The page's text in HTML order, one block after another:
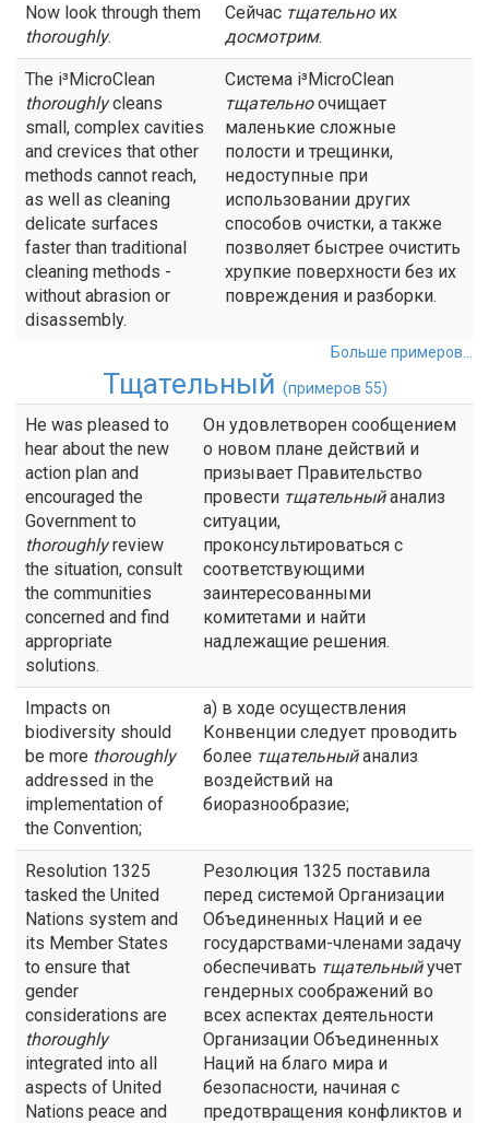
Now look through them
thoroughly.
Сейчас тщательноих
досмотрим.
The i³MicroClean
thoroughlycleans
small, complex cavities
and crevices that other
methods cannot reach,
as well as cleaning
delicate surfaces
faster than traditional
cleaning methods -
without abrasion or
disassembly.
Система i³MicroClean
тщательноочищает
маленькие сложные
полости и трещинки,
недоступные при
использовании других
способов очистки, а также
позволяет быстрее очистить
хрупкие поверхности без их
повреждения и разборки.
Больше примеров...
Тщательный (примеров 55)
He was pleased to
hear about the new
action plan and
encouraged the
Government to
thoroughlyreview
the situation, consult
the communities
concerned and find
appropriate
solutions.
Он удовлетворен сообщением
о новом плане действий и
призывает Правительство
провести тщательныйанализ
ситуации,
проконсультироваться с
соответствующими
заинтересованными
комитетами и найти
надлежащие решения.
Impacts on
biodiversity should
be more thoroughly
addressed in the
implementation of
the Convention;
а) в ходе осуществления
Конвенции следует проводить
более тщательныйанализ
воздействий на
биоразнообразие;
Resolution 1325
tasked the United
Nations system and
its Member States
to ensure that
gender
considerations are
thoroughly
integrated into all
aspects of United
Nations peace and
Резолюция 1325 поставила
перед системой Организации
Объединенных Наций и ее
государствами-членами задачу
обеспечивать тщательныйучет
гендерных соображений во
всех аспектах деятельности
Организации Объединенных
Наций на благо мира и
безопасности, начиная с
предотвращения конфликтов и